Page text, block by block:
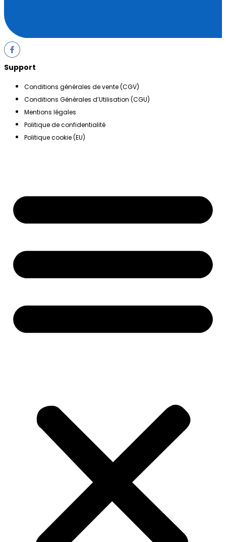
Support
Conditions générales de vente (CGV)
Conditions Générales d’Utilisation (CGU)
Mentions légales
Politique de confidentialité
Politique cookie (EU)